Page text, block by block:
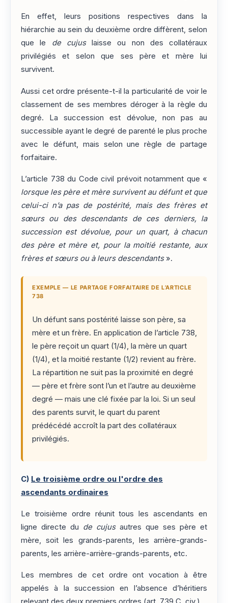
En effet, leurs positions respectives dans la
hiérarchie au sein du deuxième ordre diffèrent, selon
que le de cujuslaisse ou non des collatéraux
privilégiés et selon que ses père et mère lui
survivent.
Aussi cet ordre présente-t-il la particularité de voir le
classement de ses membres déroger à la règle du
degré. La succession est dévolue, non pas au
successible ayant le degré de parenté le plus proche
avec le défunt, mais selon une règle de partage
forfaitaire.
L’article 738 du Code civil prévoit notamment que «
lorsque les père et mère survivent au défunt et que
celui-ci n’a pas de postérité, mais des frères et
sœurs ou des descendants de ces derniers, la
succession est dévolue, pour un quart, à chacun
des père et mère et, pour la moitié restante, aux
frères et sœurs ou à leurs descendants».
EXEMPLE — LE PARTAGE FORFAITAIRE DE L’ARTICLE
738
Un défunt sans postérité laisse son père, sa
mère et un frère. En application de l’article 738,
le père reçoit un quart (1/4), la mère un quart
(1/4), et la moitié restante (1/2) revient au frère.
La répartition ne suit pas la proximité en degré
— père et frère sont l’un et l’autre au deuxième
degré — mais une clé fixée par la loi. Si un seul
des parents survit, le quart du parent
prédécédé accroît la part des collatéraux
privilégiés.
C) Le troisième ordre ou l'ordre des
ascendants ordinaires
Le troisième ordre réunit tous les ascendants en
ligne directe du de cujusautres que ses père et
mère, soit les grands-parents, les arrière-grands-
parents, les arrière-arrière-grands-parents, etc.
Les membres de cet ordre ont vocation à être
appelés à la succession en l’absence d’héritiers